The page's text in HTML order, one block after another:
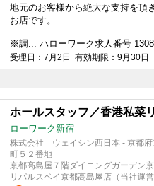
地元のお客様から絶大な支持を頂
お店です。
※調... ハローワーク求人番号
受理日：7月2日 有効期限：9月30日
ホールスタッフ／香港私菜
ローワーク新宿
株式会社 ウェイシン西日本 - 京都
町５２番地
京都高島屋７階ダイニングガーデン
リパルスベイ京都高島屋店（当社運営